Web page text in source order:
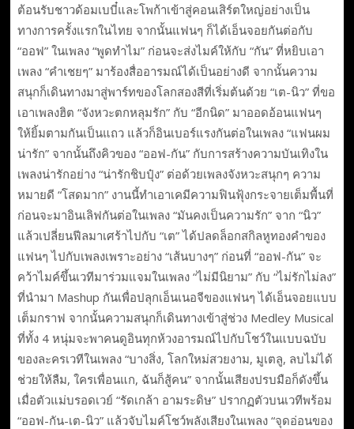
ต้อนรับชาวด้อมเบบี๋และโพก้าเข้าสู่คอนเสิร์ตใหญ่อย่างเป็น
ทางการครั้งแรกในไทย จากนั้นแฟนๆ ก็ได้เอ็นจอยกันต่อกับ
“ออฟ” ในเพลง “พูดทำไม” ก่อนจะส่งไมค์ให้กับ “กัน” ที่หยิบเอา
เพลง “คำเชยๆ” มาร้องสื่ออารมณ์ได้เป็นอย่างดี จากนั้นความ
สนุกก็เดินทางมาสู่พาร์ทของโลกสองสีที่เริ่มต้นด้วย “เต-นิว” ที่ขอ
เอาเพลงฮิต “จังหวะตกหลุมรัก” กับ “อีกนิด” มาออดอ้อนแฟนๆ
ให้ยิ้มตามกันเป็นแถว แล้วก็อินเบอร์แรงกันต่อในเพลง “แฟนผม
น่ารัก” จากนั้นถึงคิวของ “ออฟ-กัน” กับการสร้างความบันเทิงใน
เพลงน่ารักอย่าง “น่ารักชิบปุ๋ง” ต่อด้วยเพลงจังหวะสนุกๆ ความ
หมายดี “โสดมาก” งานนี้ทำเอาเคมีความฟินฟุ้งกระจายเต็มพื้นที่
ก่อนจะมาอินเลิฟกันต่อในเพลง “มันคงเป็นความรัก” จาก “นิว”
แล้วเปลี่ยนฟีลมาเศร้าไปกับ “เต” ได้ปลดล็อกสกิลหูทองคำของ
แฟนๆ ไปกับเพลงเพราะอย่าง “เส้นบางๆ” ก่อนที่ “ออฟ-กัน” จะ
คว้าไมค์ขึ้นเวทีมาร่วมแจมในเพลง “ไม่มีนิยาม” กับ “ไม่รักไม่ลง”
ที่นำมา Mashup กันเพื่อปลุกเอ็นเนอจีของแฟนๆ ได้เอ็นจอยแบบ
เต็มกราฟ จากนั้นความสนุกก็เดินทางเข้าสู่ช่วง Medley Musical
ที่ทั้ง 4 หนุ่มจะพาคนดูอินทุกห้วงอารมณ์ไปกับโชว์ในแบบฉบับ
ของละครเวทีในเพลง “บางสิ่ง, โลกใหม่สวยงาม, มูเตลู, ลบไม่ได้
ช่วยให้ลืม, ใครเพื่อนแก, ฉันก็สู้คน” จากนั้นเสียงปรบมือก็ดังขึ้น
เมื่อตัวแม่บรอดเวย์ “รัดเกล้า อามระดิษ” ปรากฏตัวบนเวทีพร้อม
“ออฟ-กัน-เต-นิว” แล้วจับไมค์โชว์พลังเสียงในเพลง “จุดอ่อนของ